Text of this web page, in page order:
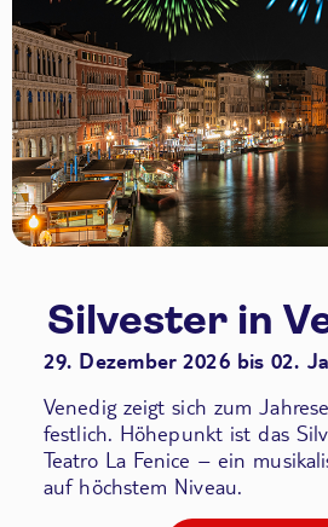
Silvester in
29. Dezember 2026 bis 02.
Venedig zeigt sich zum
festlich. Höhepunkt ist das
Teatro La Fenice – ein
auf höchstem Niveau.